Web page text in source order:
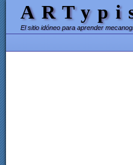
El sitio idóneo para aprender